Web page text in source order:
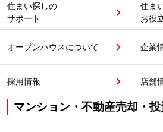
住まい探しの
サポート
住ま
お役
オープンハウスについて 企業
採用情報 店舗
マンション・不動産売却・